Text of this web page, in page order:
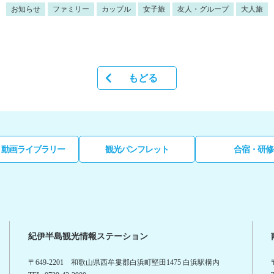
お知らせ ファミリー カップル 女子旅 友人・グループ 大人旅
もどる
画ライブラリー 観光パンフレット 合宿・研修
紀伊半島観光情報ステーション
〒649-2201 和歌山県西牟婁郡白浜町堅田1475 白浜駅構内